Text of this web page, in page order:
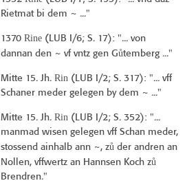
Rietmat bi dem ~ ..."
1370 Rine( LUB I/6; S. 17): "... von
dannan den ~ vf vntz gen Gůtemberg ..."
Mitte 15. Jh. Rin( LUB I/2; S. 317): "... vff
Schaner meder gelegen by dem ~ ..."
Mitte 15. Jh. Rin( LUB I/2; S. 352): "...
manmad wisen gelegen vff Schan meder,
stossend ainhalb ann ~, zůder andren an
Nollen, vffwertz an Hannsen Koch zů
Brendren."